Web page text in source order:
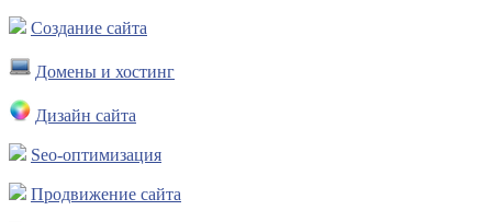
Создание сайта
Домены и хостинг
Дизайн сайта
Seo-оптимизация
Продвижение сайта